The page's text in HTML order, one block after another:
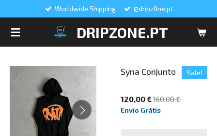
DRIPZONE.PT
Worldwide Shipping @dripz0ne.pt
Syna Conjunto Sale!
120,00 €160,00 €
Envio Grátis